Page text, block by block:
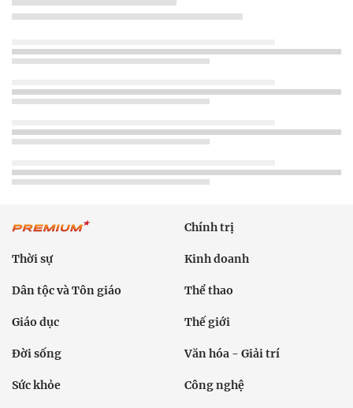
Chính trị
Thời sự Kinh doanh
Dân tộc và Tôn giáo Thể thao
Giáo dục Thế giới
Đời sống Văn hóa - Giải trí
Sức khỏe Công nghệ